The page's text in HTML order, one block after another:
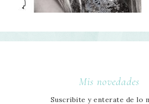
Mis novedades
Suscribite y enterate de lo